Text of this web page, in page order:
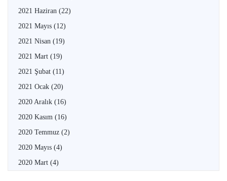
2021 Haziran (22)
2021 Mayıs (12)
2021 Nisan (19)
2021 Mart (19)
2021 Şubat (11)
2021 Ocak (20)
2020 Aralık (16)
2020 Kasım (16)
2020 Temmuz (2)
2020 Mayıs (4)
2020 Mart (4)